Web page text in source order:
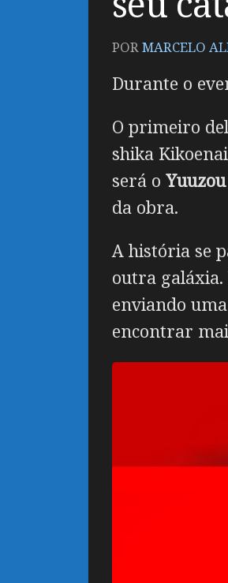
PORMARCELO
Durante o
O primeiro
shika
será o Yuuzou
da obra.
A história se
outra galáxia.
enviando
encontrar